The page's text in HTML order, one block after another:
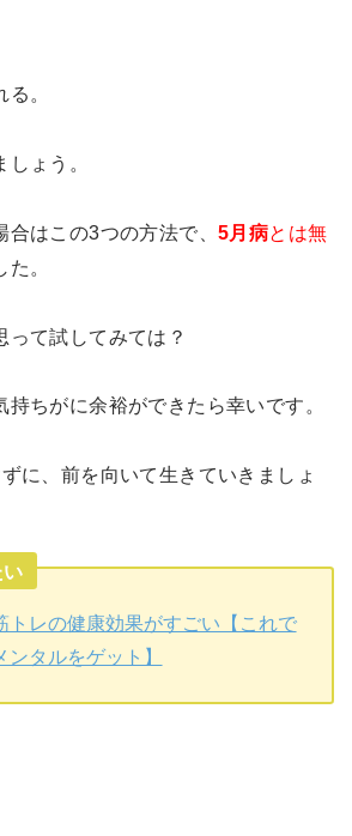
。
ょう。
合はこの3つの方法で、5月病とは無
。
って試してみては？
ちがに余裕ができたら幸いです。
に、前を向いて生きていきましょ
い
トレの健康効果がすごい【これで
タルをゲット】